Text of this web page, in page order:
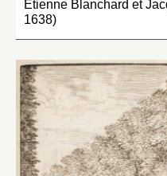
Étienne Blanchard et
1638)